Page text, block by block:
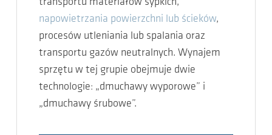
napowietrzania powierzchni lub ścieków,
procesów utleniania lub spalania oraz
transportu gazów neutralnych. Wynajem
sprzętu w tej grupie obejmuje dwie
technologie: „dmuchawy wyporowe” i
„dmuchawy śrubowe”.